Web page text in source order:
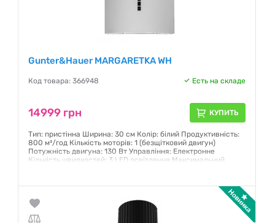
Gunter&Hauer MARGARETKA WH
Код товара: 366948 Есть на складе
14999 грн КУПИТЬ
Тип: пристінна Ширина: 30 см Колір: білий Продуктивність:
800 м³/год Кількість моторів: 1 (безщітковий двигун)
Потужність двигуна: 130 Вт Управління: Електронне
Кількість швидкостей: 3 LED освітлення Максимальний
Гарантия:12 месяцев